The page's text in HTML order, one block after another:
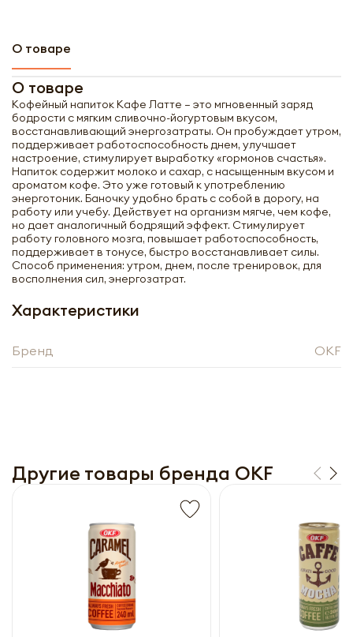
О товаре
О товаре
Кофейный напиток Кафе Латте – это мгновенный заряд
бодрости с мягким сливочно-йогуртовым вкусом,
восстанавливающий энергозатраты. Он пробуждает утром,
поддерживает работоспособность днем, улучшает
настроение, стимулирует выработку «гормонов счастья».
Напиток содержит молоко и сахар, с насыщенным вкусом и
ароматом кофе. Это уже готовый к употреблению
энерготоник. Баночку удобно брать с собой в дорогу, на
работу или учебу. Действует на организм мягче, чем кофе,
но дает аналогичный бодрящий эффект. Стимулирует
работу головного мозга, повышает работоспособность,
поддерживает в тонусе, быстро восстанавливает силы.
Способ применения: утром, днем, после тренировок, для
восполнения сил, энергозатрат.
Характеристики
Бренд OKF
Другие товары бренда OKF
Получить прайс-лист
Обязательны к заполнению